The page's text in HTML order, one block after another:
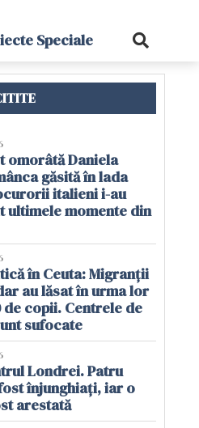
Speciale
omorâtă Daniela
găsită în lada
italieni i-au
ultimele momente din
în Ceuta: Migranții
au lăsat în urma lor
de copii. Centrele de
sufocate
Londrei. Patru
înjunghiați, iar o
arestată